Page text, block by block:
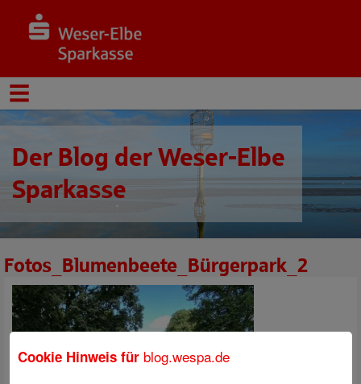
Der Blog der Weser-Elbe
Sparkasse
Fotos_Blumenbeete_Bürgerpark_2
Cookie Hinweis für blog.wespa.de